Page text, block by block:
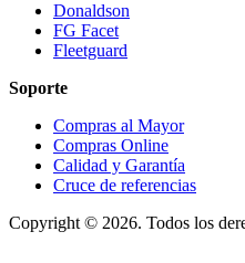
Donaldson
FG Facet
Fleetguard
Soporte
Compras al Mayor
Compras Online
Calidad y Garantía
Cruce de referencias
Copyright © 2026. Todos los